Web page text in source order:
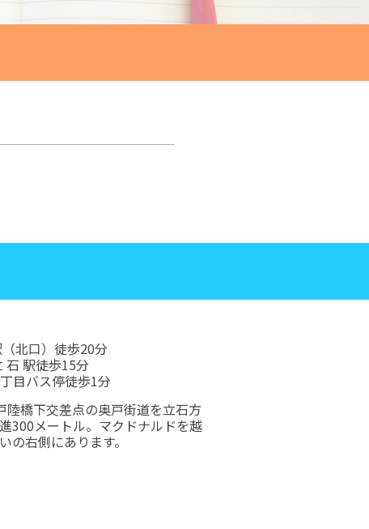
北口） 徒歩20分
石 駅徒歩15分
目バス停徒歩1分
陸橋下交差点の奥戸街道を立石方
300メートル。マクドナルドを越
の右側にあります。